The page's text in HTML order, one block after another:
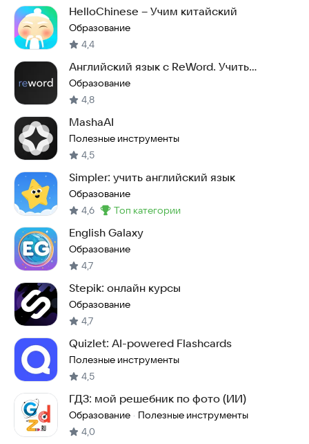
HelloChinese – Учим китайский
Образование
4,4
Английский язык с ReWord. Учить
английские слова
Образование
4,8
MashaAI
Полезные инструменты
4,5
Simpler: учить английский язык
Образование
4,6
Метка:
топ категории
English Galaxy
Образование
4,7
Stepik: онлайн курсы
Образование
4,7
Quizlet: AI-powered Flashcards
Полезные инструменты
4,5
ГДЗ: мой решебник по фото (ИИ)
Образование · Полезные инструменты
4,0